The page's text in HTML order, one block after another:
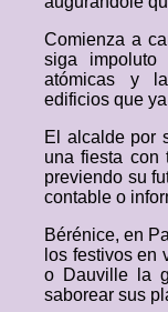
Comienza a
siga impoluto
atómicas y
edificios que
El alcalde por
una fiesta con
previendo su
contable o
Bérénice, en
los festivos en
o Dauville la
saborear sus